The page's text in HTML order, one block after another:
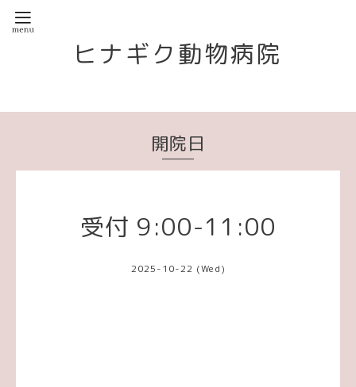
ヒナギク動物病院
開院日
受付 9:00-11:00
2025-10-22 (Wed)